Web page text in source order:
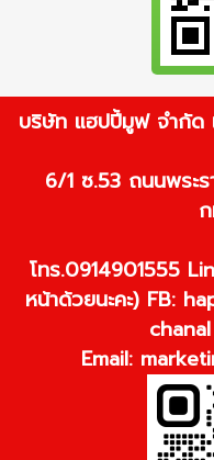
บริษัท แฮปปี้มูฟ จำกัด
6/1 ซ.53 ถนนพระ
โทร.0914901555
หน้าด้วยนะคะ) FB:
Email: